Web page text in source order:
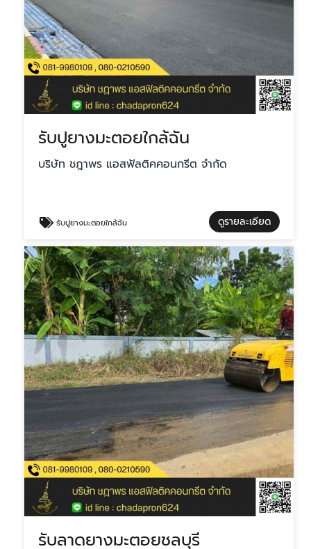
รับปูยางมะตอยใกล้ฉัน
บริษัท ชฎาพร แอสฟัลติคคอนกรีต จำกัด
รับปูยางมะตอยใกล้ฉัน ดูรายละเอียด
รับลาดยางมะตอยชลบุรี